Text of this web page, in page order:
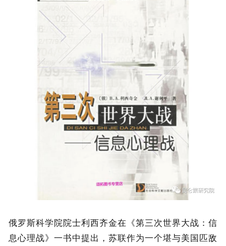
俄罗斯科学院院士利西齐金在《第三次世界大战：信
息心理战》一书中提出，苏联作为一个堪与美国匹敌